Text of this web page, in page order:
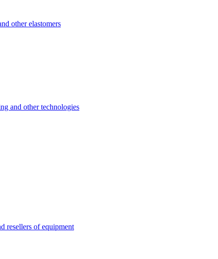
other elastomers
and other technologies
resellers of equipment